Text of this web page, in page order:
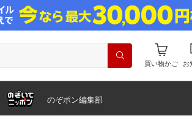
買い物かご お
のぞポン編集部